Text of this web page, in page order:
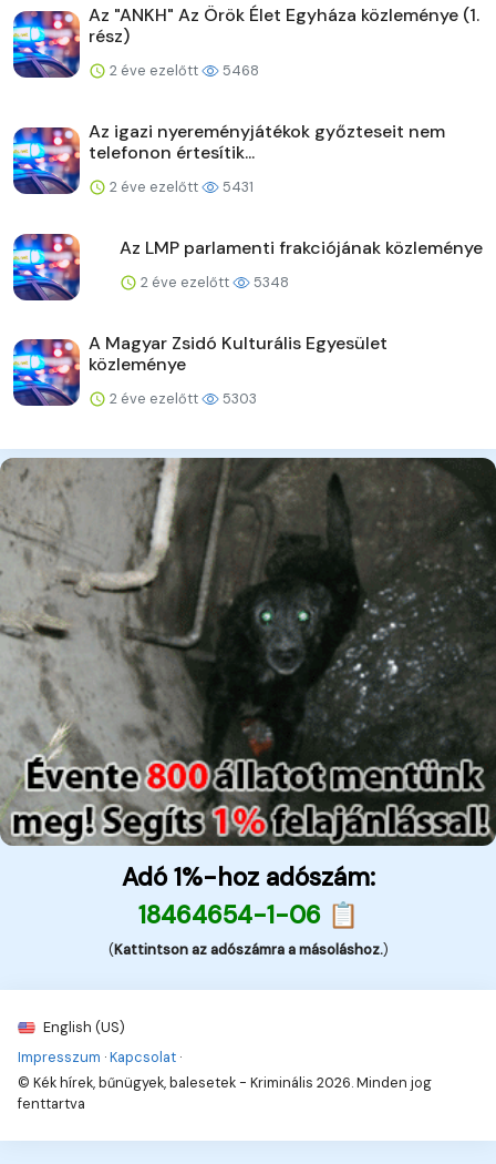
Az "ANKH" Az Örök Élet Egyháza közleménye (1.
rész)
2 éve ezelőtt 5468
Az igazi nyereményjátékok győzteseit nem
telefonon értesítik...
2 éve ezelőtt 5431
Az LMP parlamenti frakciójának közleménye
2 éve ezelőtt 5348
A Magyar Zsidó Kulturális Egyesület
közleménye
2 éve ezelőtt 5303
Adó 1%-hoz adószám:
18464654-1-06 📋
(Kattintson az adószámra a másoláshoz.)
English (US)
Impresszum ·Kapcsolat ·
© Kék hírek, bűnügyek, balesetek - Kriminális 2026. Minden jog
fenttartva